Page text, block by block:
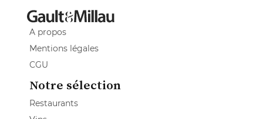
A propos
Mentions légales
CGU
Notre sélection
Restaurants